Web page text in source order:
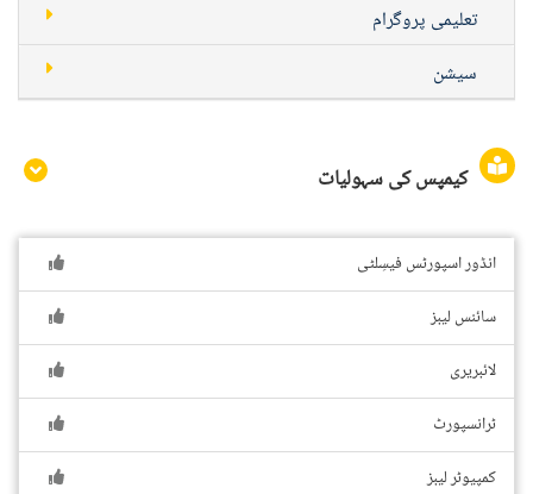
تعلیمی پروگرام
سیشن
کیمپس کی سہولیات
انڈور اسپورٹس فیسِلٹی
سائنس لیبز
لائبریری
ٹرانسپورٹ
کمپیوٹر لیبز